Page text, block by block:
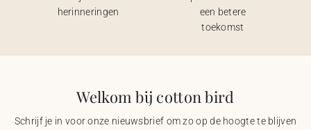
herinneringen
een betere
toekomst
Welkom bij cotton bird
Schrijf je in voor onze nieuwsbrief om zo op de hoogte te blijven